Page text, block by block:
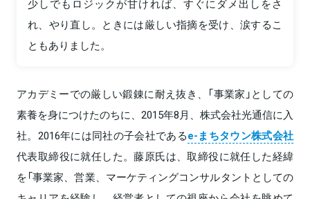
少しでもロジックが甘ければ、すぐにダメ出しをさ
れ、やり直し。ときには厳しい指摘を受け、涙するこ
ともありました。
アカデミーでの厳しい鍛錬に耐え抜き、「事業家」としての
素養を身につけたのちに、2015年8月、株式会社光通信に入
社。2016年には同社の子会社であるe-まちタウン株式会社
代表取締役に就任した。藤原氏は、取締役に就任した経緯
を「事業家、営業、マーケティングコンサルタントとしての